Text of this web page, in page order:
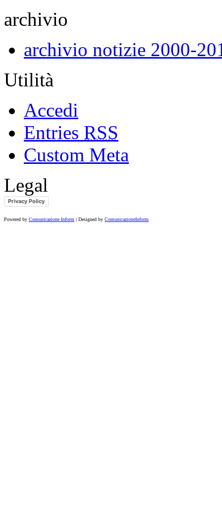
archivio
archivio notizie 2000-
Utilità
Accedi
Entries RSS
Custom Meta
Legal
Privacy Policy
Powered by Comunicazione Inform | Designed by ComunicazioneInform